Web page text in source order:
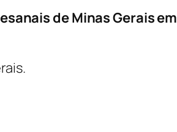
de Minas Gerais em